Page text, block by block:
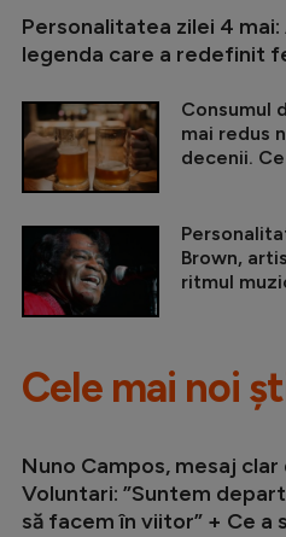
Personalitatea zilei 4
legenda care a redefinit
Consumul
mai redus
decenii.
Brown,
ritmul
Cele mai noi
Nuno Campos, mesaj
Voluntari: ”Suntem
să facem în viitor” + Ce a